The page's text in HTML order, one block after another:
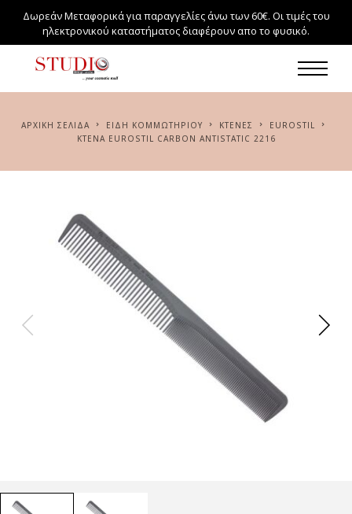
Δωρεάν Μεταφορικά για παραγγελίες άνω των 60€. Οι τιμές του
ηλεκτρονικού καταστήματος διαφέρουν απο το φυσικό.
ΑΡΧΙΚΉ ΣΕΛΊΔΑ ΕΙΔΗ ΚΟΜΜΩΤΗΡΙΟΥ ΚΤΕΝΕΣ
EUROSTIL
ΚΤΈΝΑ EUROSTIL CARBON ANTISTATIC 2216